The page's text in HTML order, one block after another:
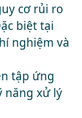
cơ rủi ro
biệt tại
nghiệm và
tập ứng
năng xử lý